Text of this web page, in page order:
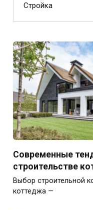
Стройка
Современные
строительстве
Выбор строительной
коттеджа —